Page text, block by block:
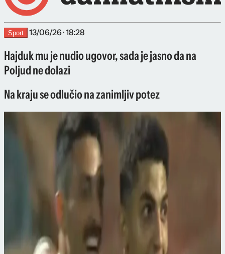
Sport 13/06/26 · 18:28
Hajduk mu je nudio ugovor, sada je jasno da na
Poljud ne dolazi
Na kraju se odlučio na zanimljiv potez